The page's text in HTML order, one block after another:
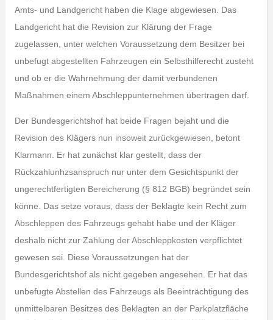
Amts- und Landgericht haben die Klage abgewiesen. Das
Landgericht hat die Revision zur Klärung der Frage
zugelassen, unter welchen Voraussetzung dem Besitzer bei
unbefugt abgestellten Fahrzeugen ein Selbsthilferecht zusteht
und ob er die Wahrnehmung der damit verbundenen
Maßnahmen einem Abschleppunternehmen übertragen darf.
Der Bundesgerichtshof hat beide Fragen bejaht und die
Revision des Klägers nun insoweit zurückgewiesen, betont
Klarmann. Er hat zunächst klar gestellt, dass der
Rückzahlunhzsanspruch nur unter dem Gesichtspunkt der
ungerechtfertigten Bereicherung (§ 812 BGB) begründet sein
könne. Das setze voraus, dass der Beklagte kein Recht zum
Abschleppen des Fahrzeugs gehabt habe und der Kläger
deshalb nicht zur Zahlung der Abschleppkosten verpflichtet
gewesen sei. Diese Voraussetzungen hat der
Bundesgerichtshof als nicht gegeben angesehen. Er hat das
unbefugte Abstellen des Fahrzeugs als Beeinträchtigung des
unmittelbaren Besitzes des Beklagten an der Parkplatzfläche